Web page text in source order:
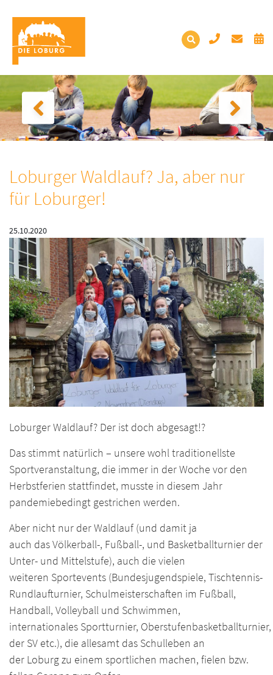
Loburger Waldlauf? Ja, aber nur
für Loburger!
25.10.2020
Loburger Waldlauf? Der ist doch abgesagt!?
Das stimmt natürlich – unsere wohl traditionellste
Sportveranstaltung, die immer in der Woche vor den
Herbstferien stattfindet, musste in diesem Jahr
pandemiebedingt gestrichen werden.
Aber nicht nur der Waldlauf (und damit ja
auch das Völkerball-, Fußball-, und Basketballturnier der
Unter- und Mittelstufe), auch die vielen
weiteren Sportevents (Bundesjugendspiele, Tischtennis-
Rundlaufturnier, Schulmeisterschaften im Fußball,
Handball, Volleyball und Schwimmen,
internationales Sportturnier,
der SV etc.), die allesamt das Schulleben an
der Loburg zu einem sportlichen machen, fielen bzw.